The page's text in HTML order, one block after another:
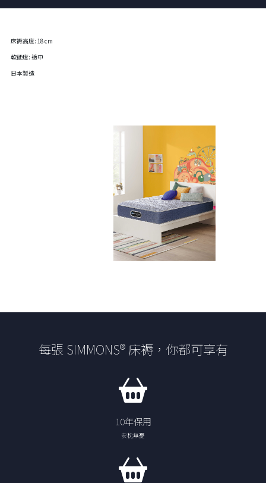
床褥高度: 18 cm
軟硬度: 適中
日本製造
每張 SIMMONS® 床褥，你都可享有
10年保用
安枕無憂